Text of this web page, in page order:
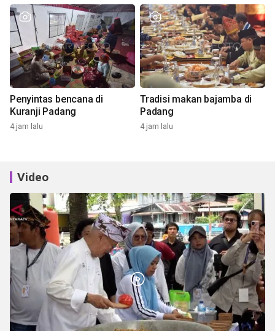
Penyintas bencana di
Kuranji Padang
4 jam lalu
Tradisi makan bajamba di
Padang
4 jam lalu
Video